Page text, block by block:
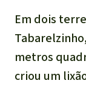
Em dois
metros
criou um